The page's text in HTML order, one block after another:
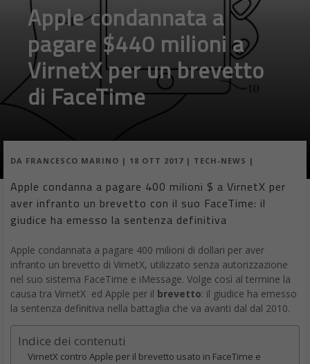
Apple condannata a
pagare $440 milioni a
VirnetX per un brevetto
di FaceTime
DA FRANCESCO MARINO | 18 OTT 2017 | TECH-NEWS |
Apple condanna a pagare 400 milioni $ a VirnetX per
aver infranto un brevetto con il suo FaceTime: il
giudice ha emesso la sentenza definitiva
Apple condannata a pagare 400 milioni di dollari per aver
infranto un brevetto di VirnetX, utilizzato senza autorizzazione
nel suo sistema FaceTime e iMessage. Volge così al termine la
causa tra VirnetX ed Apple per il brevetto: il giudice ha emesso
la sentenza definitiva nella battaglia che va avanti dal dal 2010.
Indice dei contenuti
VirnetX contro Apple per il brevetto usato in FaceTime e